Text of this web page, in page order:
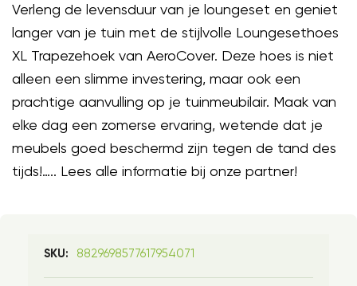
Verleng de levensduur van je loungeset en geniet
langer van je tuin met de stijlvolle Loungesethoes
XL Trapezehoek van AeroCover. Deze hoes is niet
alleen een slimme investering, maar ook een
prachtige aanvulling op je tuinmeubilair. Maak van
elke dag een zomerse ervaring, wetende dat je
meubels goed beschermd zijn tegen de tand des
tijds!….. Lees alle informatie bij onze partner!
SKU: 8829698577617954071